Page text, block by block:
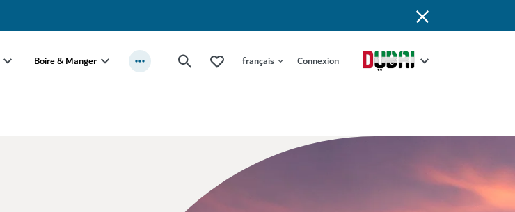
Boire & Manger français Connexion